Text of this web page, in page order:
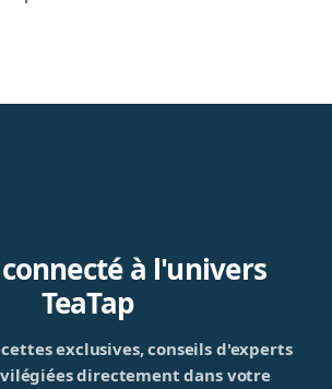
connecté à l'univers
TeaTap
exclusives, conseils d'experts
directement dans votre